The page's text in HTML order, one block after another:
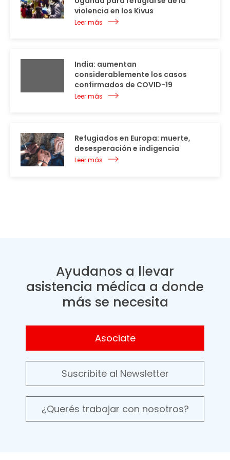
violencia en los Kivus
Leer más
India: aumentan
considerablemente los casos
confirmados de COVID-19
Leer más
Refugiados en Europa: muerte,
desesperación e indigencia
Leer más
Ayudanos a llevar
asistencia médica a donde
más se necesita
Asociate
Suscribite al Newsletter
¿Querés trabajar con nosotros?